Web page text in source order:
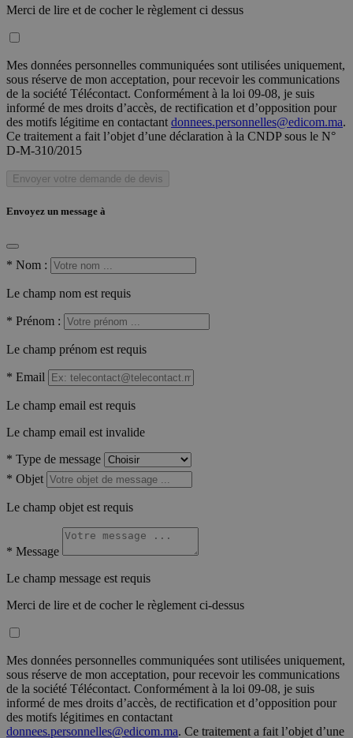
Merci de lire et de cocher le règlement ci dessus
Mes données personnelles communiquées sont utilisées uniquement,
sous réserve de mon acceptation, pour recevoir les communications
de la société Télécontact. Conformément à la loi 09-08, je suis
informé de mes droits d’accès, de rectification et d’opposition pour
des motifs légitime en contactant donnees.personnelles@edicom.ma.
Ce traitement a fait l’objet d’une déclaration à la CNDP sous le N°
D-M-310/2015
Envoyer votre demande de devis
Envoyez un message à
* Nom :
Le champ nom est requis
* Prénom :
Le champ prénom est requis
* Email
Le champ email est requis
Le champ email est invalide
* Type de message
* Objet
Le champ objet est requis
* Message
Le champ message est requis
Merci de lire et de cocher le règlement ci-dessus
Mes données personnelles communiquées sont utilisées uniquement,
sous réserve de mon acceptation, pour recevoir les communications
de la société Télécontact. Conformément à la loi 09-08, je suis
informé de mes droits d’accès, de rectification et d’opposition pour
des motifs légitimes en contactant
donnees.personnelles@edicom.ma. Ce traitement a fait l’objet d’une